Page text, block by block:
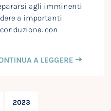
agli imminenti
a importanti
con
A LEGGERE
2023